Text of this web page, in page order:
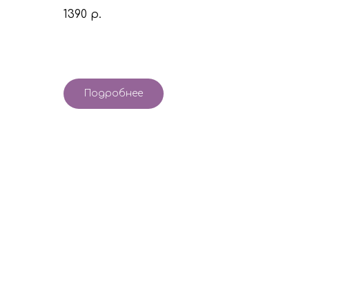
1390 р.
Подробнее